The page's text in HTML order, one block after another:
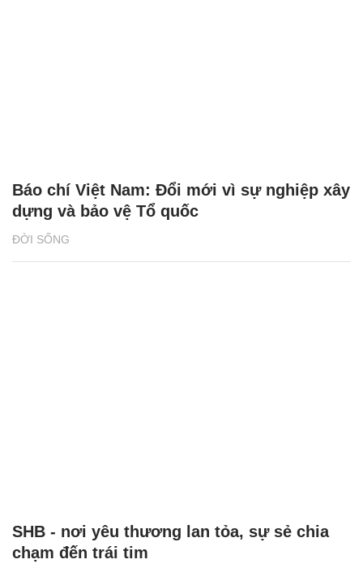
ĐỜI SỐNG
Báo chí Việt Nam: Đổi mới vì sự nghiệp xây
dựng và bảo vệ Tổ quốc
SHB - nơi yêu thương lan tỏa, sự sẻ chia
chạm đến trái tim